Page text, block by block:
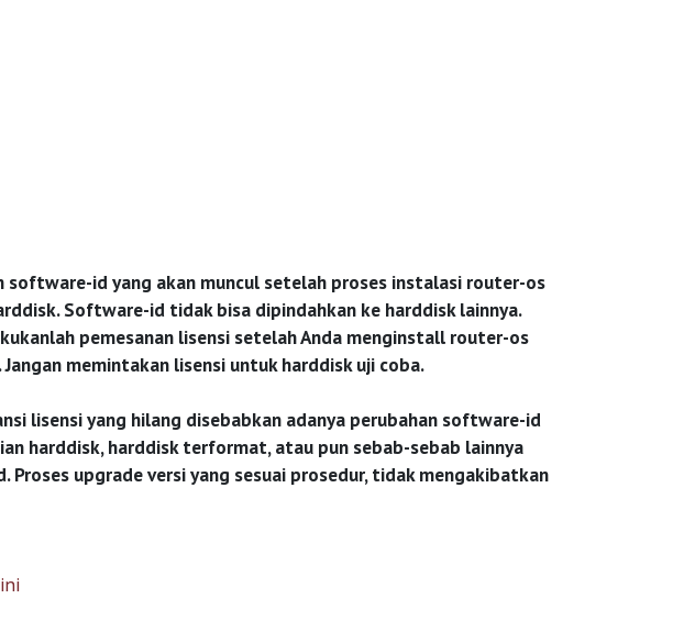
id yang akan muncul setelah proses instalasi router-os
Software-id tidak bisa dipindahkan ke harddisk lainnya.
pemesanan lisensi setelah Anda menginstall router-os
memintakan lisensi untuk harddisk uji coba.
lisensi yang hilang disebabkan adanya perubahan software-id
harddisk, harddisk terformat, atau pun sebab-sebab lainnya
upgrade versi yang sesuai prosedur, tidak mengakibatkan